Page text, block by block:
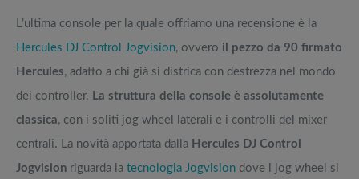
L’ultima console per la quale offriamo una recensione è la
Hercules DJ Control Jogvision, ovvero il pezzo da 90 firmato
Hercules, adatto a chi già si districa con destrezza nel mondo
dei controller. La struttura della console è assolutamente
classica, con i soliti jog wheel laterali e i controlli del mixer
centrali. La novità apportata dalla Hercules DJ Control
Jogvision riguarda la tecnologia Jogvision dove i jog wheel si